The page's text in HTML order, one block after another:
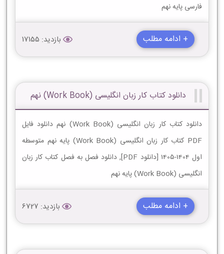
فارسی پایه نهم
+ ادامه مطلب بازدید: 17155
دانلود کتاب کار زبان انگلیسی (Work Book) نهم
دانلود کتاب کار زبان انگلیسی (Work Book) نهم دانلود فایل
PDF کتاب کار زبان انگلیسی (Work Book) پایه نهم متوسطه
اول 1404-1405 [دانلود PDF], دانلود فصل به فصل کتاب کار زبان
انگلیسی (Work Book) پایه نهم
+ ادامه مطلب بازدید: 6727